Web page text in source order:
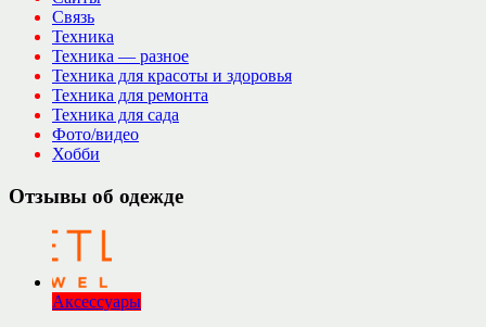
Связь
Техника
Техника — разное
Техника для красоты и здоровья
Техника для ремонта
Техника для сада
Фото/видео
Хобби
Отзывы об одежде
Аксессуары